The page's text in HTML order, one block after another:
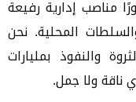
مناصب إدارية رفيعة
المحلية. نحن
والنفوذ بمليارات
ناقة ولا جمل.